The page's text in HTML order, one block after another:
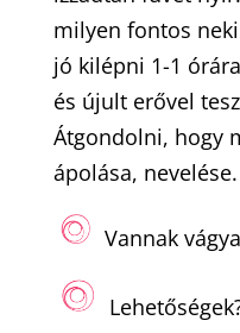
milyen fontos
jó kilépni 1-1
és újult erővel
Átgondolni, hogy
ápolása, nevelése.
Vannak